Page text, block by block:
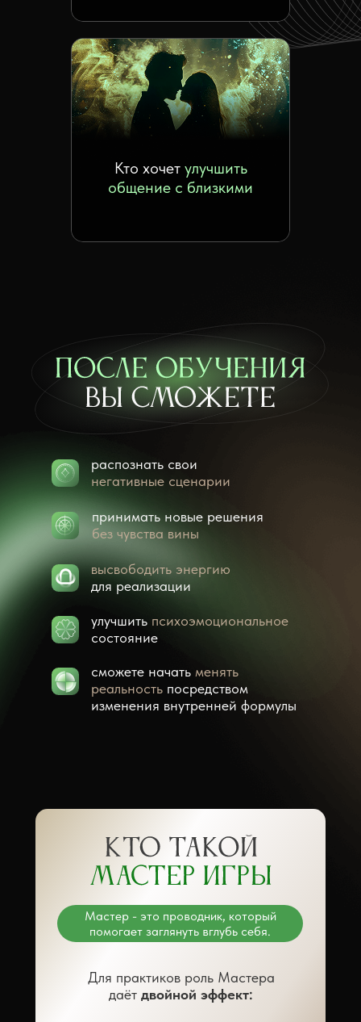
Кто хочет улучшить
общение с близкими
распознать свои
негативные сценарии
принимать новые решения
без чувства вины
высвободить энергию
для реализации
сможете начать менять
реальность посредством
изменения внутренней формулы
улучшить психоэмоциональное
состояние
Для практиков роль Мастера
даёт двойной эффект:
Мастер - это проводник, который
помогает заглянуть вглубь себя.